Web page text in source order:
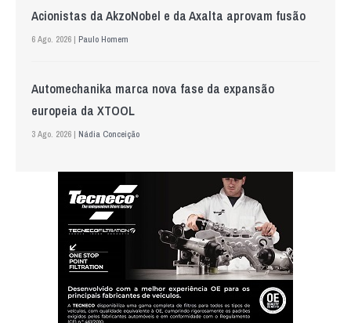
Acionistas da AkzoNobel e da Axalta aprovam fusão
6 Ago. 2026 | Paulo Homem
Automechanika marca nova fase da expansão
europeia da XTOOL
3 Ago. 2026 | Nádia Conceição